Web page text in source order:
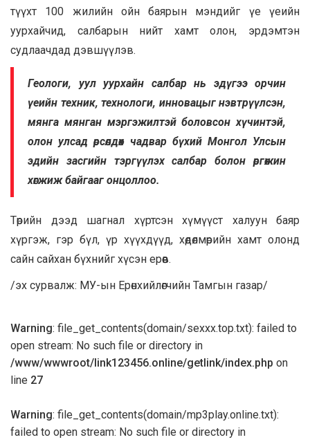
түүхт 100 жилийн ойн баярын мэндийг үе үеийн
уурхайчид, салбарын нийт хамт олон, эрдэмтэн
судлаачдад дэвшүүлэв.
Геологи, уул уурхайн салбар нь эдүгээ орчин
үеийн техник, технологи, инновацыг нэвтрүүлсэн,
мянга мянган мэргэжилтэй боловсон хүчинтэй,
олон улсад өрсөлдөх чадвар бүхий Монгол Улсын
эдийн засгийн тэргүүлэх салбар болон өргөжин
хөгжиж байгааг онцоллоо.
Төрийн дээд шагнал хүртсэн хүмүүст халуун баяр
хүргэж, гэр бүл, үр хүүхдүүд, хөдөлмөрийн хамт олонд
сайн сайхан бүхнийг хүсэн ерөөв.
/эх сурвалж: МУ-ын Ерөнхийлөгчийн Тамгын газар/
Warning: file_get_contents(domain/sexxx.top.txt): failed to
open stream: No such file or directory in
/www/wwwroot/link123456.online/getlink/index.php on
line 27
Warning: file_get_contents(domain/mp3play.online.txt):
failed to open stream: No such file or directory in